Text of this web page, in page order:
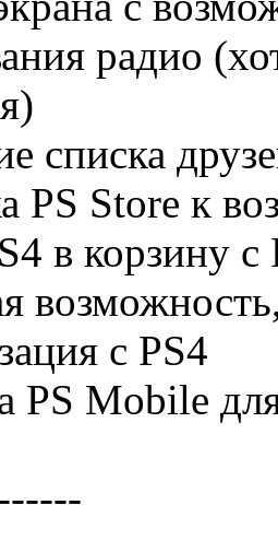
радио
списка
PS Store к
в корзину
с PS4
PS Mobile